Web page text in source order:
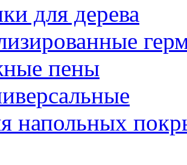
для дерева
пены
напольных